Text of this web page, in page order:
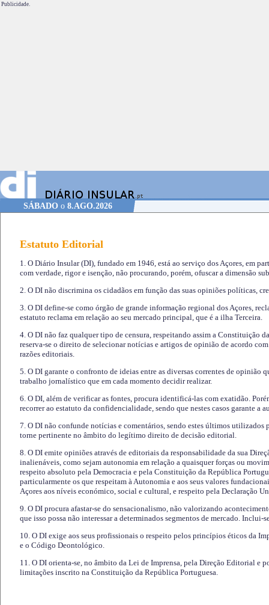
Publicidade.
SÁBADOo 8.AGO.2026
Estatuto Editorial
1. O Diário Insular (DI), fundado em 1946, está ao serviço dos Açores, em
com verdade, rigor e isenção, não procurando, porém, ofuscar a dimensão
2. O DI não discrimina os cidadãos em função das suas opiniões políticas,
3. O DI define-se como órgão de grande informação regional dos Açores,
estatuto reclama em relação ao seu mercado principal, que é a ilha Terceira.
4. O DI não faz qualquer tipo de censura, respeitando assim a Constituição
reserva-se o direito de selecionar notícias e artigos de opinião de acordo
razões editoriais.
5. O DI garante o confronto de ideias entre as diversas correntes de opinião
trabalho jornalístico que em cada momento decidir realizar.
6. O DI, além de verificar as fontes, procura identificá-las com exatidão.
recorrer ao estatuto da confidencialidade, sendo que nestes casos garante a
7. O DI não confunde notícias e comentários, sendo estes últimos utilizados
torne pertinente no âmbito do legítimo direito de decisão editorial.
8. O DI emite opiniões através de editoriais da responsabilidade da sua
inalienáveis, como sejam autonomia em relação a quaisquer forças ou
respeito absoluto pela Democracia e pela Constituição da República
particularmente os que respeitam à Autonomia e aos seus valores
Açores aos níveis económico, social e cultural, e respeito pela Declaração
9. O DI procura afastar-se do sensacionalismo, não valorizando
que isso possa não interessar a determinados segmentos de mercado.
10. O DI exige aos seus profissionais o respeito pelos princípios éticos da
e o Código Deontológico.
11. O DI orienta-se, no âmbito da Lei de Imprensa, pela Direção Editorial e
limitações inscrito na Constituição da República Portuguesa.